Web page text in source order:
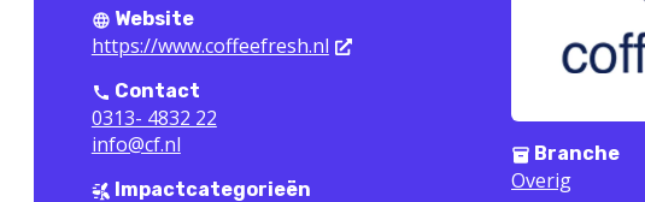
Website
https://www.coffeefresh.nl
Contact
0313- 4832 22
info@cf.nl
Impactcategorieën
Branche
Overig